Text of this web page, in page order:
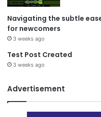
Navigating the subtle
for newcomers
3 weeks ago
Test Post Created
3 weeks ago
Advertisement